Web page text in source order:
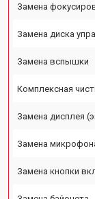
Замена
Замена диска
Замена вспышки
Комплексная
Замена дисплея
Замена
Замена кнопки